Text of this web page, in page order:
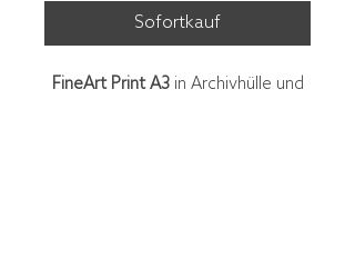
Sofortkauf
FineArt Print A3 in Archivhülle und